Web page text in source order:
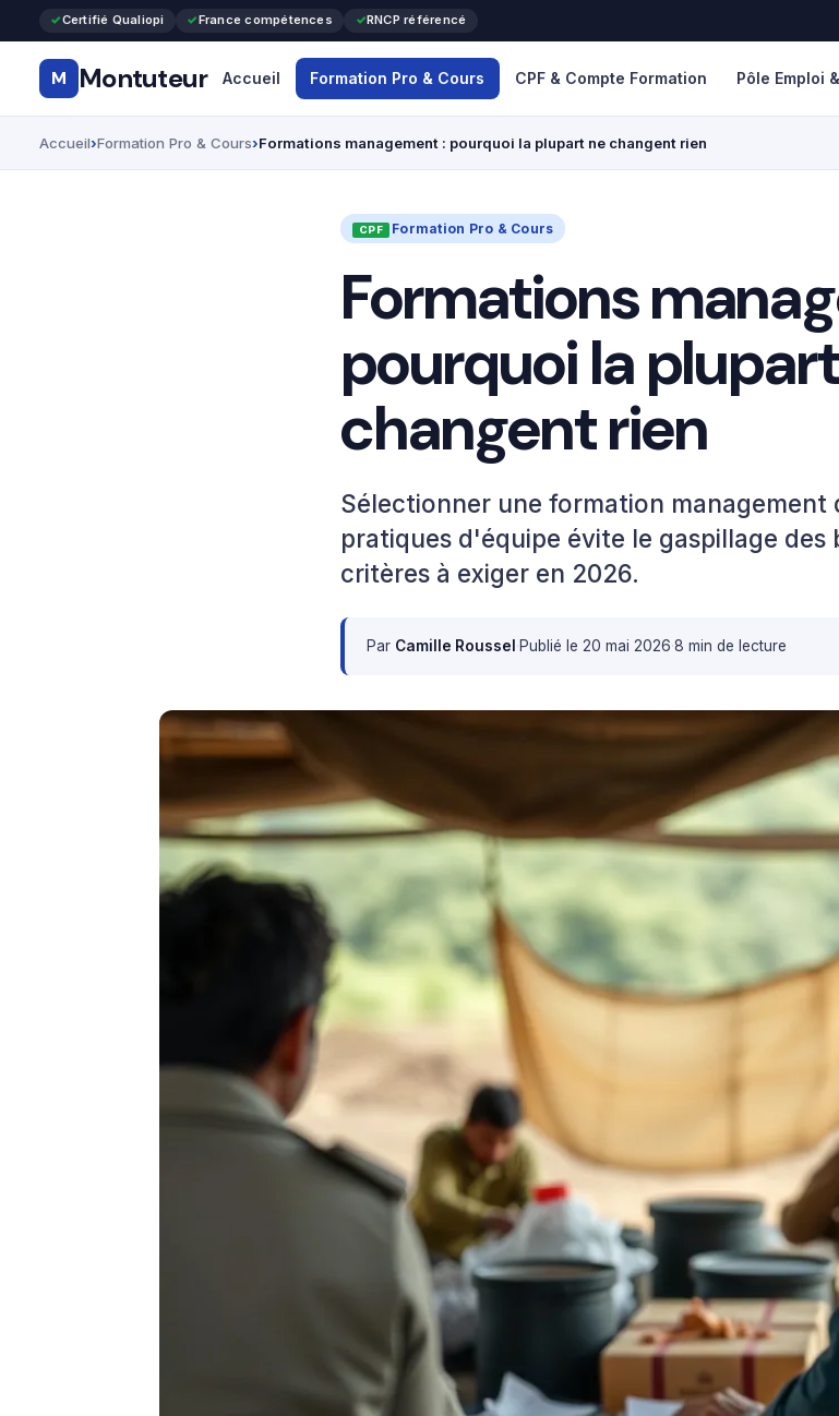
Certifié Qualiopi France compétences RNCP référencé
M Montuteur Accueil Formation Pro & Cours CPF & Compte Formation Pôle Emploi
Accueil Formation Pro & Cours Formations management : pourquoi la plupart ne changent rien
Formation Pro & Cours
Formations
pourquoi la
changent rien
Sélectionner une formation management
pratiques d'équipe évite le gaspillage des
critères à exiger en 2026.
Par Camille Roussel ·Publié le 20 mai 2026·8 min de lecture